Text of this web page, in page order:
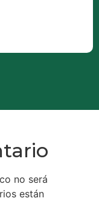
no será
están